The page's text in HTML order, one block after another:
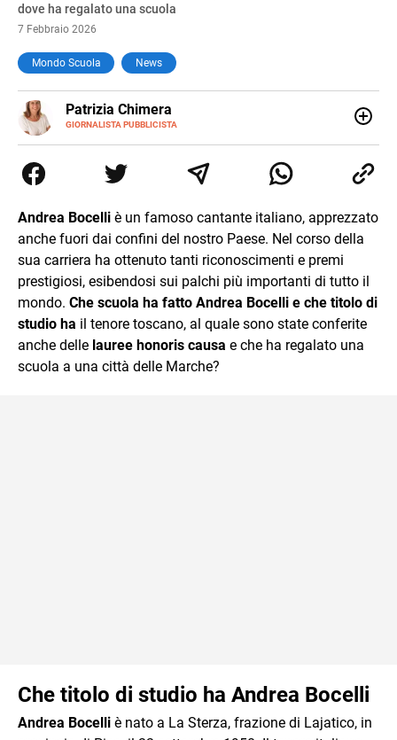
dove ha regalato una scuola
7 Febbraio 2026
Mondo Scuola News
Patrizia Chimera
GIORNALISTA PUBBLICISTA
E-
MAIL
LINKEDIN
collaborato con grandi gruppi editoriali e agenzie di
comunicazione specializzandosi nella scrittura di articoli
Andrea Bocelli è un famoso cantante italiano, apprezzato
anche fuori dai confini del nostro Paese. Nel corso della
sua carriera ha ottenuto tanti riconoscimenti e premi
prestigiosi, esibendosi sui palchi più importanti di tutto il
mondo. Che scuola ha fatto Andrea Bocelli e che titolo di
studio ha il tenore toscano, al quale sono state conferite
anche delle lauree honoris causa e che ha regalato una
scuola a una città delle Marche?
Che titolo di studio ha Andrea Bocelli
Andrea Bocelli è nato a La Sterza, frazione di Lajatico, in